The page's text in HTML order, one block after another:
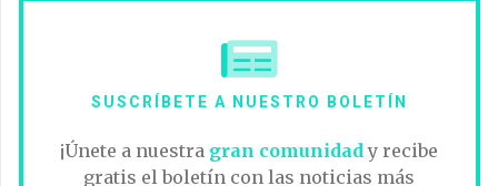
SUSCRÍBETE A NUESTRO BOLETÍN
¡Únete a nuestra gran comunidad y recibe
gratis el boletín con las noticias más